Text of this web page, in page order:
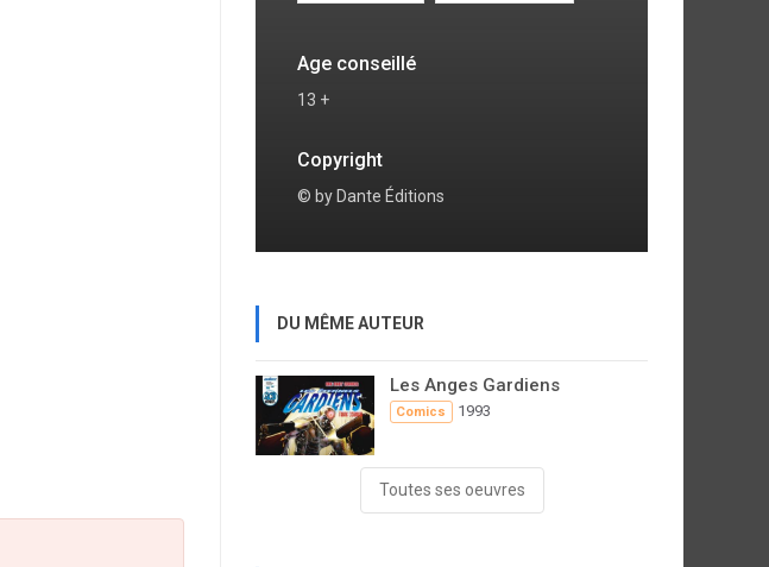
Age conseillé
13 +
Copyright
© by Dante Éditions
DU MÊME AUTEUR
Les Anges Gardiens
Comics 1993
Toutes ses oeuvres